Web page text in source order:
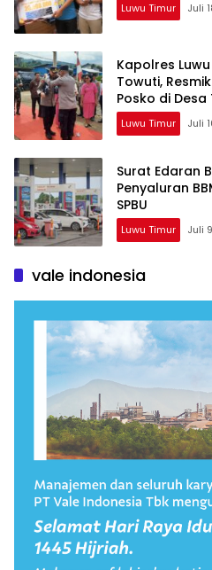
Luwu Timur Juli
Kapolres
Towuti,
Posko di
Luwu Timur Juli
Surat Edaran
Penyaluran
SPBU
Luwu Timur Juli
vale indonesia